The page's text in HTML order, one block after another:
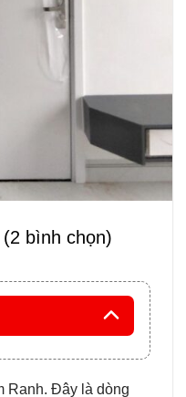
bình chọn)
Ranh. Đây là dòng